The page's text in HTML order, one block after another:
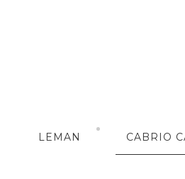
LEMAN CABRIO